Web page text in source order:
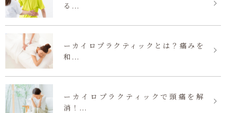
る...
ーカイロプラクティックとは？痛みを
和...
ーカイロプラクティックで頭痛を解
消！...